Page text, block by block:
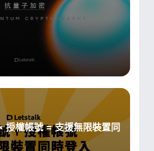
權帳號 = 支援無限裝置同